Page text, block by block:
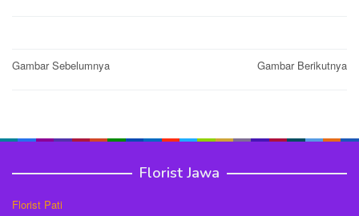
Post
Gambar Sebelumnya Gambar Berikutnya
Florist Jawa
Florist Pati